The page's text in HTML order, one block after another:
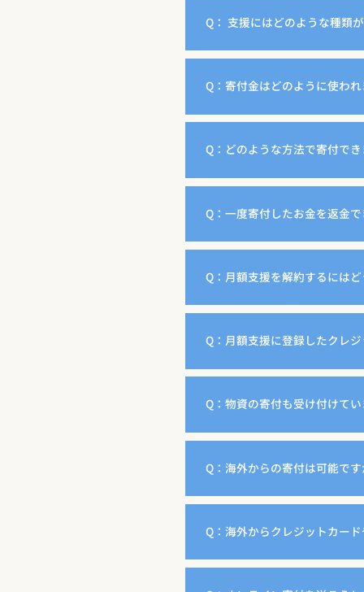
Q： 支援にはどのような種類
Q：寄付金はどのように使わ
Q：どのような方法で寄付で
Q：一度寄付したお金を返金
Q：月額支援を解約するには
Q：月額支援に登録したクレ
Q：物資の寄付も受け付けて
Q：海外からの寄付は可能で
Q：海外からクレジットカー